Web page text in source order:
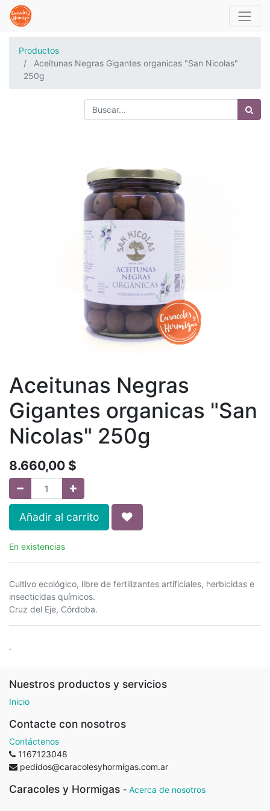
Productos
Aceitunas Negras Gigantes organicas "San Nicolas"
250g
Aceitunas Negras
Gigantes organicas "San
Nicolas" 250g
8.660,00 $
Añadir al carrito
En existencias
Cultivo ecológico, libre de fertilizantes artificiales, herbicidas e
insecticidas químicos.
Cruz del Eje, Córdoba.
.
Nuestros productos y servicios
Inicio
Contacte con nosotros
Contáctenos
1167123048
pedidos@caracolesyhormigas.com.ar
Caracoles y Hormigas - Acerca de nosotros